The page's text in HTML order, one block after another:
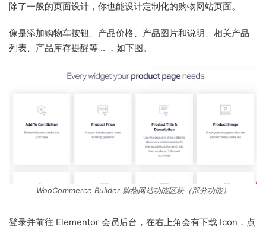
除了一般的页面设计，你也能设计定制化的购物网站页面。
像是添加购物车按钮、产品价格、产品图片和说明、相关产品
列表、产品库存提醒等 .. ，如下图。
WooCommerce Builder 购物网站功能区块（部分功能）
登录并前往 Elementor 会员后台，在右上角会有下载 Icon，点